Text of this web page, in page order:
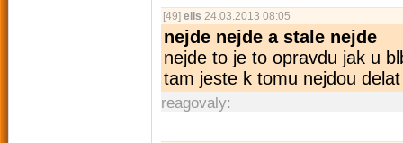
[49] elis 24.03.2013 08:05
nejde nejde a stale nejde
nejde to je to opravdu jak u
tam jeste k tomu nejdou
reagovaly: